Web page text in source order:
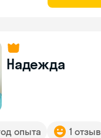
Надежда
опыта 1 отзыв